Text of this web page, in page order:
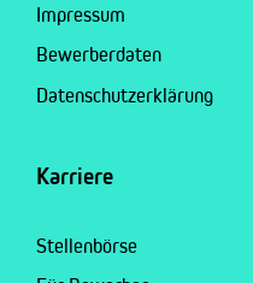
Impressum
Bewerberdaten
Datenschutzerklärung
Karriere
Stellenbörse